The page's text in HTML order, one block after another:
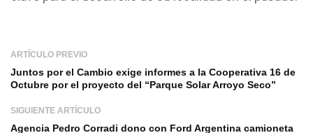
ARTÍCULO PREVIO
Juntos por el Cambio exige informes a la Cooperativa 16 de
Octubre por el proyecto del “Parque Solar Arroyo Seco”
SIGUIENTE ARTÍCULO
Agencia Pedro Corradi dono con Ford Argentina camioneta